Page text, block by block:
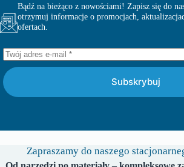
Bądź na bieżąco z nowościami! Zapisz się do
otrzymuj informacje o promocjach,
ofertach.
Subskrybuj
Zapraszamy do naszego